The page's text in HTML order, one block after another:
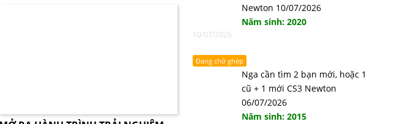
Newton 10/07/2026
Năm sinh: 2020
10/07/2026
Đang chờ ghép
Nga cần tìm 2 bạn mới, hoặc 1
cũ + 1 mới CS3 Newton
06/07/2026
Năm sinh: 2015